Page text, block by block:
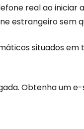
real ao iniciar
estrangeiro sem
situados
Obtenha um